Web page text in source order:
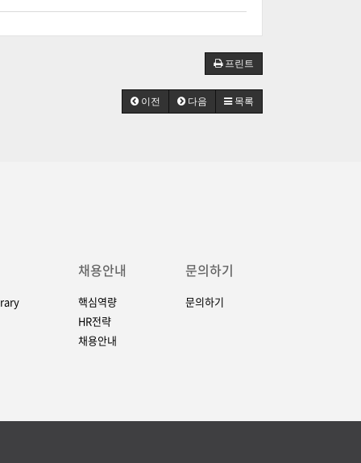
프린트
이전 다음 목록
채용안내
핵심역량
HR전략
채용안내
문의하기
문의하기